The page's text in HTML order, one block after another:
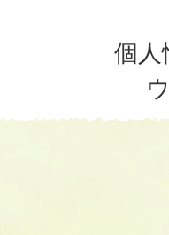
個人